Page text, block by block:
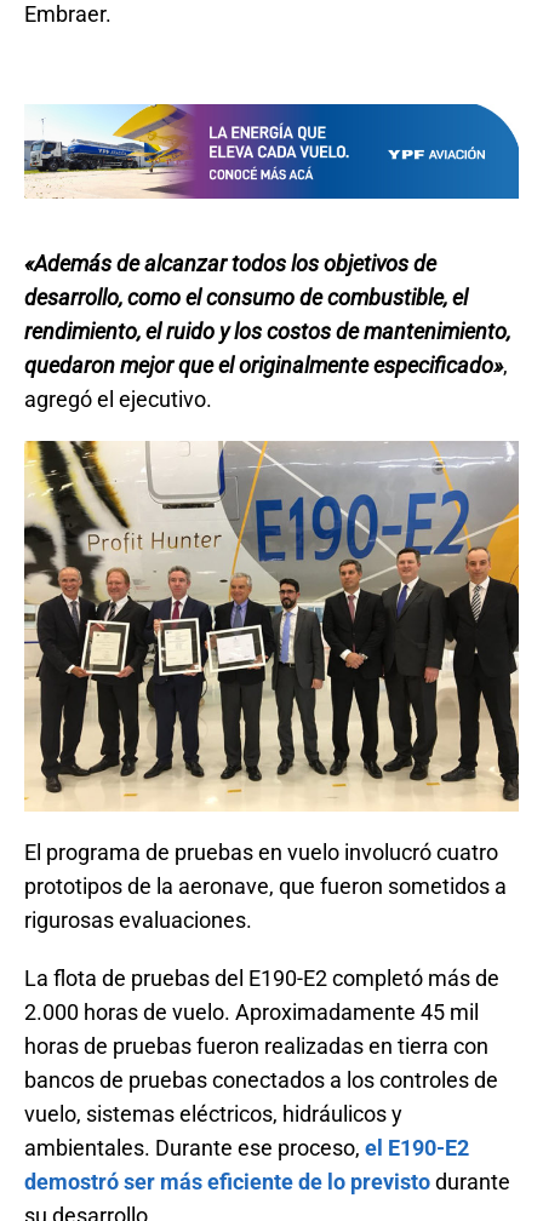
Embraer.
«Además de alcanzar todos los objetivos de
desarrollo, como el consumo de combustible, el
rendimiento, el ruido y los costos de mantenimiento,
quedaron mejor que el originalmente especificado»,
agregó el ejecutivo.
El programa de pruebas en vuelo involucró cuatro
prototipos de la aeronave, que fueron sometidos a
rigurosas evaluaciones.
La flota de pruebas del E190-E2 completó más de
2.000 horas de vuelo. Aproximadamente 45 mil
horas de pruebas fueron realizadas en tierra con
bancos de pruebas conectados a los controles de
vuelo, sistemas eléctricos, hidráulicos y
ambientales. Durante ese proceso, el E190-E2
demostró ser más eficiente de lo previstodurante
su desarrollo.